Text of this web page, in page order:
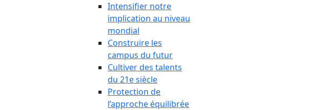
Intensifier notre
implication au niveau
mondial
Construire les
campus du futur
Cultiver des talents
du 21e siècle
Protection de
l’approche équilibrée